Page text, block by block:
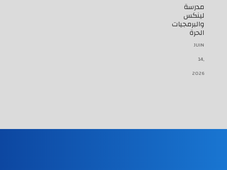
مدرسة
لينكس
والبرمجيات
الحرة
JUIN
14,
2026